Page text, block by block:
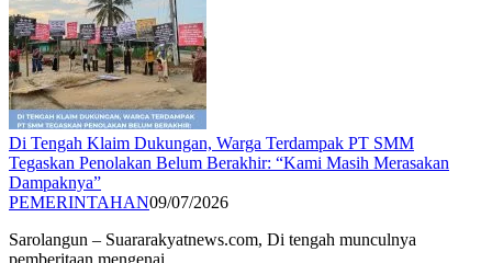
Di Tengah Klaim Dukungan, Warga Terdampak PT SMM
Tegaskan Penolakan Belum Berakhir: “Kami Masih Merasakan
Dampaknya”
PEMERINTAHAN09/07/2026
Sarolangun – Suararakyatnews.com, Di tengah munculnya
pemberitaan mengenai…